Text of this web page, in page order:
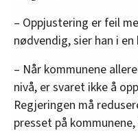
– Oppjustering er feil
nødvendig, sier han i
– Når kommunene
nivå, er svaret ikke å
Regjeringen må
presset på